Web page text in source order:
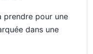
prendre pour une
dans une